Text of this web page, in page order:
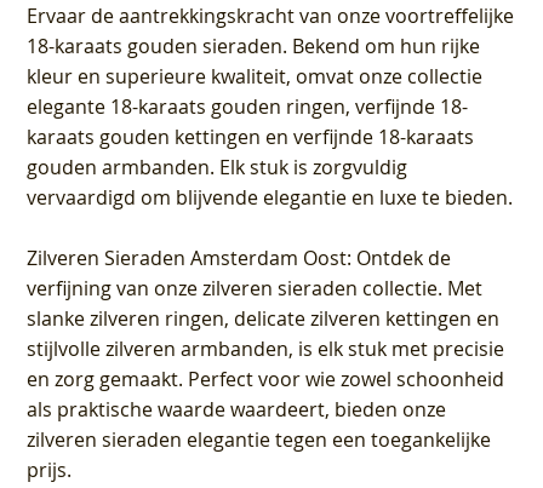
Ervaar de aantrekkingskracht van onze voortreffelijke
18-karaats gouden sieraden. Bekend om hun rijke
kleur en superieure kwaliteit, omvat onze collectie
elegante 18-karaats gouden ringen, verfijnde 18-
karaats gouden kettingen en verfijnde 18-karaats
gouden armbanden. Elk stuk is zorgvuldig
vervaardigd om blijvende elegantie en luxe te bieden.
Zilveren Sieraden Amsterdam Oost: Ontdek de
verfijning van onze zilveren sieraden collectie. Met
slanke zilveren ringen, delicate zilveren kettingen en
stijlvolle zilveren armbanden, is elk stuk met precisie
en zorg gemaakt. Perfect voor wie zowel schoonheid
als praktische waarde waardeert, bieden onze
zilveren sieraden elegantie tegen een toegankelijke
prijs.